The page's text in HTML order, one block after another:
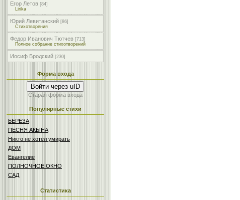
Егор Летов [84]
Lirika
Юрий Левитанский [86]
Стихотворения
Федор Иванович Тютчев [713]
Полное собрание стихотворений
Иосиф Бродский [230]
Форма входа
Войти через uID
Старая форма входа
Популярные стихи
БЕРЕЗА
ПЕСНЯ АКЫНА
Никто не хотел умирать
ДОМ
Евангелие
ПОЛНОЧНОЕ ОКНО
САД
Статистика